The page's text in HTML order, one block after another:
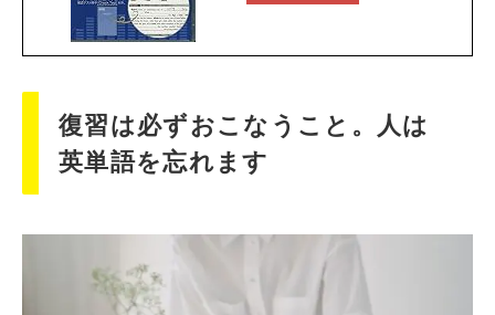
復習は必ずおこなうこと。人は
英単語を忘れます